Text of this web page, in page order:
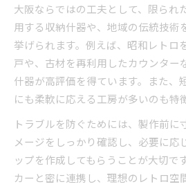
大阪ならではの工夫として、限られ
用する収納什器や、地域の伝統技術
挙げられます。例えば、昭和レトロ
戸や、古材を再利用したカウンター
什器が高評価を得ています。また、
にも柔軟に応える工房が多いのも特
トラブルを防ぐためには、製作前に
メージをしっかり確認し、必要に応
ップを作成してもらうことが大切で
カーと密に連携し、理想のレトロ空